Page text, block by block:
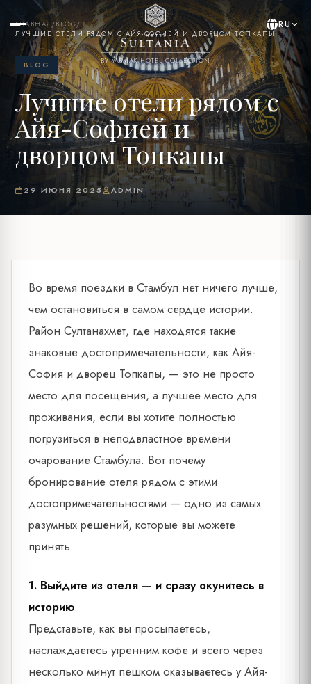
BY YASMAK HOTEL COLLECTION
RU
ГЛАВНАЯ /BLOG/
ЛУЧШИЕ ОТЕЛИ РЯДОМ С АЙЯ-СОФИЕЙ И ДВОРЦОМ ТОПКАПЫ
BLOG
Лучшие отели рядом с
Айя-Софией и
дворцом Топкапы
29 ИЮНЯ 2025 ADMIN
Во время поездки в Стамбул нет ничего лучше,
чем остановиться в самом сердце истории.
Район Султанахмет, где находятся такие
знаковые достопримечательности, как Айя-
София и дворец Топкапы, — это не просто
место для посещения, а лучшее место для
проживания, если вы хотите полностью
погрузиться в неподвластное времени
очарование Стамбула. Вот почему
бронирование отеля рядом с этими
достопримечательностями — одно из самых
разумных решений, которые вы можете
принять.
1. Выйдите из отеля — и сразу окунитесь в
историю
Представьте, как вы просыпаетесь,
наслаждаетесь утренним кофе и всего через
несколько минут пешком оказываетесь у Айя-